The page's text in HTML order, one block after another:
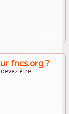
fncs.org ?
être